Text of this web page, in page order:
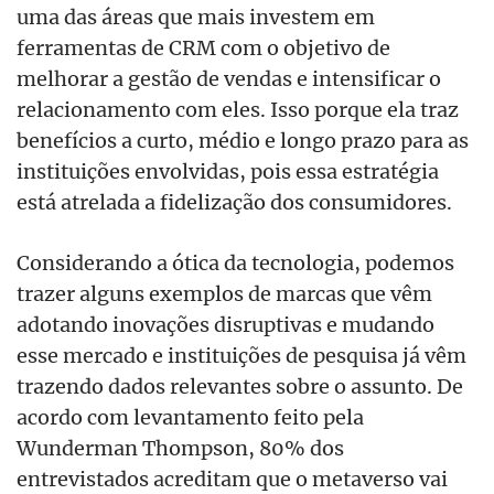
uma das áreas que mais investem em
ferramentas de CRM com o objetivo de
melhorar a gestão de vendas e intensificar o
relacionamento com eles. Isso porque ela traz
benefícios a curto, médio e longo prazo para as
instituições envolvidas, pois essa estratégia
está atrelada a fidelização dos consumidores.
Considerando a ótica da tecnologia, podemos
trazer alguns exemplos de marcas que vêm
adotando inovações disruptivas e mudando
esse mercado e instituições de pesquisa já vêm
trazendo dados relevantes sobre o assunto. De
acordo com levantamento feito pela
Wunderman Thompson, 80% dos
entrevistados acreditam que o metaverso vai